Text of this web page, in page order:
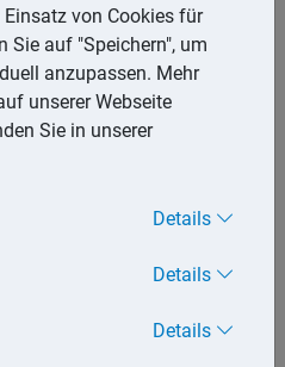
zusätzlich zur normalen
Hierbei wird jedoch
Abschreibung die lineare
Nur bei einer
nach § 7g
degressive Abschreibung
in einigen Fällen bereits bei
So können zum Beispiel
von Cookies für
Sie auf "Speichern", um
anzupassen. Mehr
unserer Webseite
Sie in unserer
Details
Details
Details